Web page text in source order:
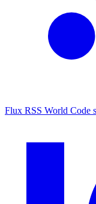
Flux RSS World Code